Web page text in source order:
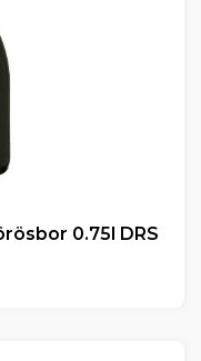
0.75l DRS